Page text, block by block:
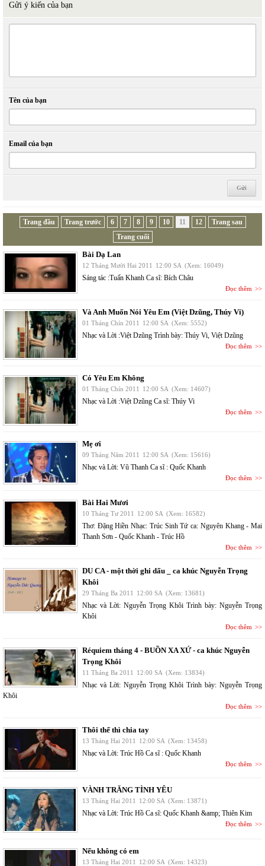
Gửi ý kiến của bạn
Tên của bạn
Email của bạn
Trang đầu Trang trước 6 7 8 9 10 11 12
Trang sau
Trang cuối
Bài Dạ Lan
12 Tháng Mười Hai 2011 12:00 SA (Xem: 16049)
Sáng tác :Tuấn Khanh Ca sĩ: Bích Châu
Đọc thêm
Và Anh Muốn Nói Yêu Em (Việt Dzũng, Thúy Vi)
01 Tháng Chín 2011 12:00 SA (Xem: 5552)
Nhạc và Lời :Việt Dzũng Trình bày: Thúy Vi, Việt Dzũng
Đọc thêm
Có Yêu Em Không
01 Tháng Chín 2011 12:00 SA (Xem: 14607)
Nhạc và Lời :Việt Dzũng Ca sĩ: Thúy Vi
Đọc thêm
Mẹ ơi
09 Tháng Năm 2011 12:00 SA (Xem: 15616)
Nhạc và Lời: Vũ Thanh Ca sĩ : Quốc Khanh
Đọc thêm
Bài Hai Mươi
10 Tháng Tư 2011 12:00 SA (Xem: 16582)
Thơ: Đặng Hiền Nhạc: Trúc Sinh Tứ ca: Nguyên Khang - Mai
Thanh Sơn - Quốc Khanh - Trúc Hồ
Đọc thêm
DU CA - một thời ghi dấu _ ca khúc Nguyễn Trọng
Khôi
29 Tháng Ba 2011 12:00 SA (Xem: 13681)
Nhạc và Lời: Nguyễn Trọng Khôi Trình bày: Nguyễn Trọng
Khôi
Đọc thêm
Réquiem tháng 4 - BUỒN XA XỨ - ca khúc Nguyễn
Trọng Khôi
11 Tháng Ba 2011 12:00 SA (Xem: 13834)
Nhạc và Lời: Nguyễn Trọng Khôi Trình bày: Nguyễn Trọng
Khôi
Đọc thêm
Thôi thế thì chia tay
13 Tháng Hai 2011 12:00 SA (Xem: 13458)
Nhạc và Lời: Trúc Hồ Ca sĩ : Quốc Khanh
Đọc thêm
VÀNH TRĂNG TÌNH YÊU
13 Tháng Hai 2011 12:00 SA (Xem: 13871)
Nhạc và Lời: Trúc Hồ Ca sĩ: Quốc Khanh &amp; Thiên Kim
Đọc thêm
Nếu không có em
13 Tháng Hai 2011 12:00 SA (Xem: 14323)